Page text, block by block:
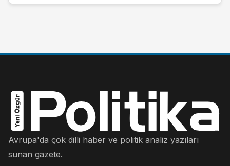
Avrupa'da çok dilli haber ve politik analiz yazıları
sunan gazete.